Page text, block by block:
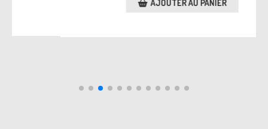
AJOUTER AU PANIER